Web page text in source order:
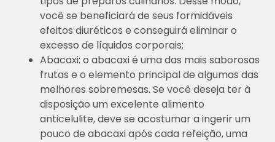
você se beneficiará de seus formidáveis
efeitos diuréticos e conseguirá eliminar o
excesso de líquidos corporais;
Abacaxi: o abacaxi é uma das mais saborosas
frutas e o elemento principal de algumas das
melhores sobremesas. Se você deseja ter à
disposição um excelente alimento
anticelulite, deve se acostumar a ingerir um
pouco de abacaxi após cada refeição, uma